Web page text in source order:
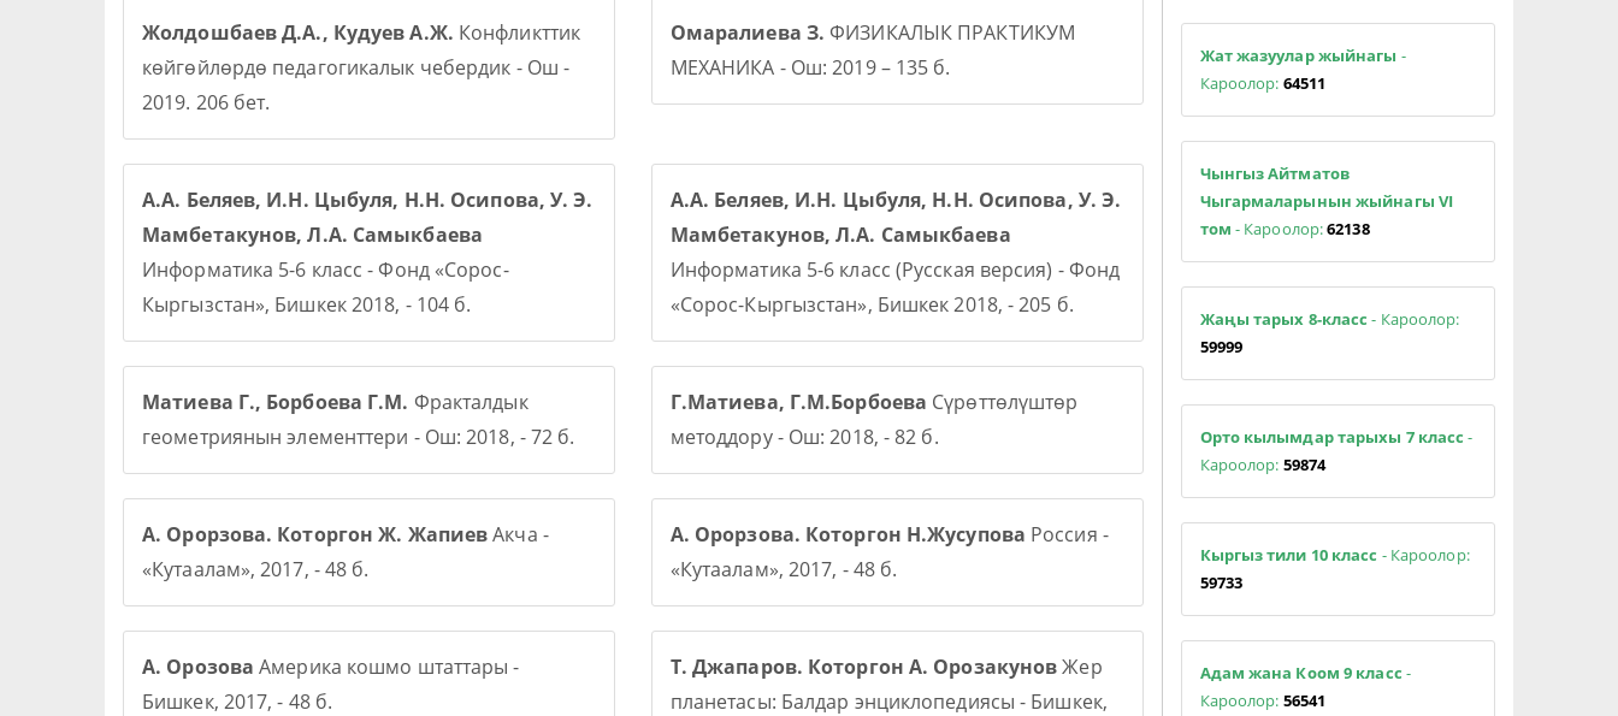
Жолдошбаев Д.А., Кудуев А.Ж. Конфликттик
көйгөйлөрдө педагогикалык чебердик - Ош -
2019. 206 бет.
Омаралиева З. ФИЗИКАЛЫК ПРАКТИКУМ
МЕХАНИКА - Ош: 2019 – 135 б.
А.А. Беляев, И.Н. Цыбуля, Н.Н. Осипова, У. Э.
Мамбетакунов, Л.А. Самыкбаева
Информатика 5-6 класс - Фонд «Сорос-
Кыргызстан», Бишкек 2018, - 104 б.
А.А. Беляев, И.Н. Цыбуля, Н.Н. Осипова, У. Э.
Мамбетакунов, Л.А. Самыкбаева
Информатика 5-6 класс (Русская версия) - Фонд
«Сорос-Кыргызстан», Бишкек 2018, - 205 б.
Матиева Г., Борбоева Г.М. Фракталдык
геометриянын элементтери - Ош: 2018, - 72 б.
Г.Матиева, Г.М.Борбоева Сүрөттөлүштөр
методдору - Ош: 2018, - 82 б.
А. Орорзова. Которгон Ж. ЖапиевАкча -
«Кутаалам», 2017, - 48 б.
А. Орорзова. Которгон Н.Жусупова Россия -
«Кутаалам», 2017, - 48 б.
А. Орозова Америка кошмо штаттары -
Бишкек, 2017, - 48 б.
Т. Джапаров. Которгон А. ОрозакуновЖер
планетасы: Балдар энциклопедиясы - Бишкек,
Жат жазуулар жыйнагы -
Кароолор: 64511
Чынгыз Айтматов
Чыгармаларынын жыйнагы VI
том - Кароолор:62138
Жаңы тарых 8-класс - Кароолор:
59999
Орто кылымдар тарыхы 7 класс-
Кароолор: 59874
Кыргыз тили 10 класс - Кароолор:
59733
Адам жана Коом 9 класс -
Кароолор: 56541